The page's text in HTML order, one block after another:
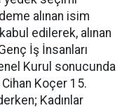
alınan isim
edilerek, alınan
İş İnsanları
Kurul sonucunda
Koçer 15.
Kadınlar